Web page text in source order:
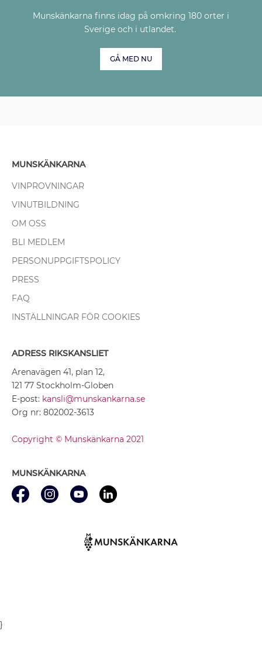
Munskänkarna finns idag på omkring 180 orter i
Sverige och i utlandet.
GÅ MED NU
MUNSKÄNKARNA
VINPROVNINGAR
VINUTBILDNING
OM OSS
BLI MEDLEM
PERSONUPPGIFTSPOLICY
PRESS
FAQ
INSTÄLLNINGAR FÖR COOKIES
ADRESS RIKSKANSLIET
Arenavägen 41, plan 12,
121 77 Stockholm-Globen
E-post: kansli@munskankarna.se
Org nr: 802002-3613
Copyright © Munskänkarna 2021
MUNSKÄNKARNA
}